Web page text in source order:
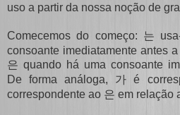
uso a partir da nossa noção de
Comecemos do começo: 는
consoante imediatamente antes
은 quando há uma consoante
De forma análoga, 가 é
correspondente ao 은 em relação